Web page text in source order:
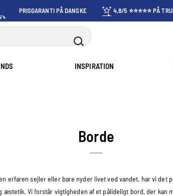
PRISGARANTI PÅ DANSKE
PRISER
4,8/5 ⭐⭐⭐⭐⭐ PÅ
INSPIRATION
Borde
erfaren sejler eller bare nyder livet ved vandet, har vi det
Vi forstår vigtigheden af et pålideligt bord, der kan